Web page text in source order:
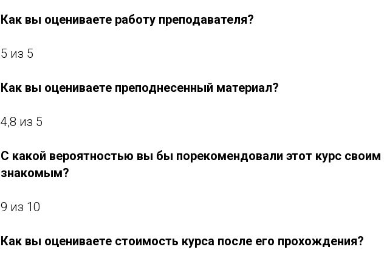
Как вы оцениваете работу преподавателя?
5 из 5
Как вы оцениваете преподнесенный материал?
4,8 из 5
С какой вероятностью вы бы порекомендовали этот курс
знакомым?
9 из 10
Как вы оцениваете стоимость курса после его прохождения?